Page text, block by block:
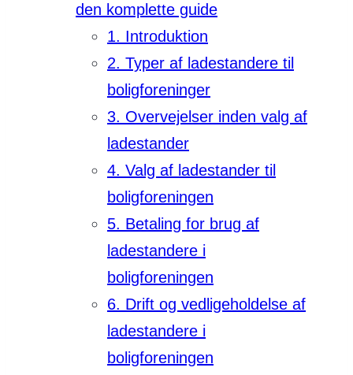
den komplette guide
1. Introduktion
2. Typer af ladestandere til
boligforeninger
3. Overvejelser inden valg af
ladestander
4. Valg af ladestander til
boligforeningen
5. Betaling for brug af
ladestandere i
boligforeningen
6. Drift og vedligeholdelse af
ladestandere i
boligforeningen